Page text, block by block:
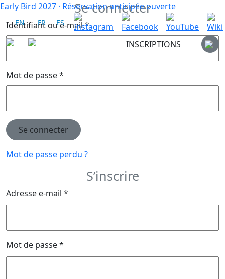
Early Bird 2027 · Réservation anticipée ouverte
EN FR ES
INSCRIPTIONS
Se connecter
Identifiant ou e-mail*
Mot de passe*
Se connecter
Mot de passe perdu ?
S’inscrire
Adresse e-mail *
Mot de passe*